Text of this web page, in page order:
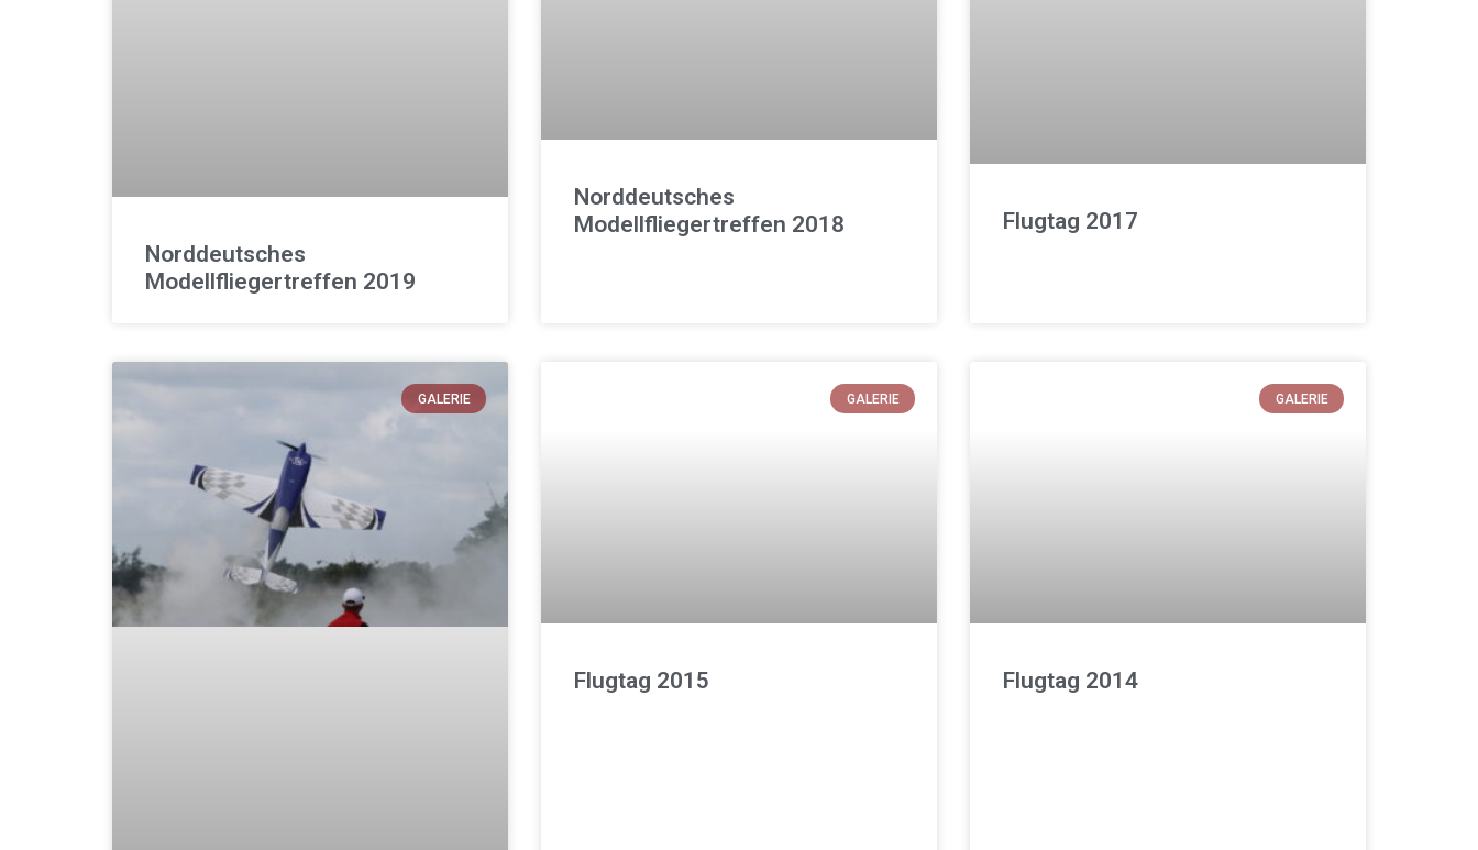
Norddeutsches
Modellfliegertreffen 2019
Norddeutsches
Modellfliegertreffen 2018
Flugtag 2017
GALERIE GALERIE
Flugtag 2015
GALERIE
Flugtag 2014